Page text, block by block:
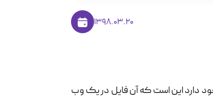
1398.03.20
دارد این است که آن فایل در یک وب